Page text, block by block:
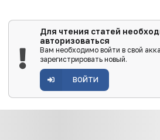
Для чтения статей
авторизоваться
Вам необходимо войти в свой
зарегистрировать новый.
ВОЙТИ